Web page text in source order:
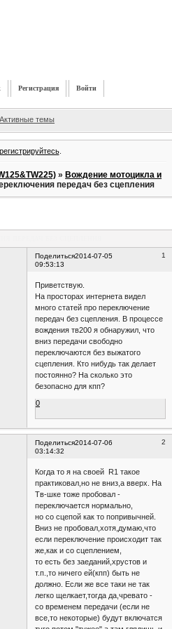
Регистрация Войти
Активные темы
.
»Вождение мотоцикла и
передач без сцепления
Поделиться 1
2014-07-05
09:53:13
Приветствую.
На просторах интернета видел
много статей про переключение
передач без сцепления. В процессе
вождения тв200 я обнаружил, что
вниз передачи свободно
переключаются без выжатого
сцепления. Кто нибудь так делает
постоянно? На сколько это
безопасно для кпп?
0
Поделиться 2
2014-07-06
03:14:32
Когда то я на своей R1 такое
практиковал,но не вниз,а вверх. На
Тв-шке тоже пробовал -
переключается нормально,
но со сцепой как то попривычней.
Вниз не пробовал,хотя,думаю,что
если переключение происходит так
же,как и со сцеплением,
то есть без заеданий,хрустов и
т.п.,то ничего ей(кпп) быть не
должно. Если же все таки не так
легко щелкает,тогда да,чревато -
со временем передачи (если не
все,то некоторые) будут включатся